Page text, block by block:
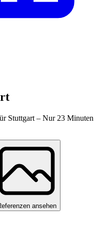
Stuttgart – Nur 23 Minuten
ansehen